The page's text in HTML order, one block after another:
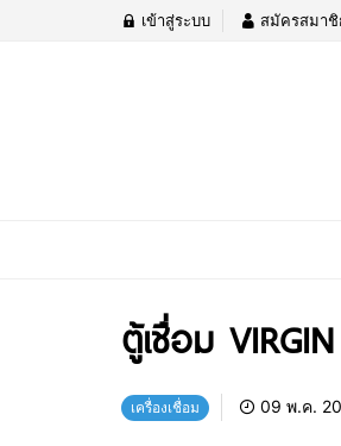
เข้าสู่ระบบ สมัครสมาชิ
ตู้เชื่อม
เครื่องเชื่อม 09 พ.ค.